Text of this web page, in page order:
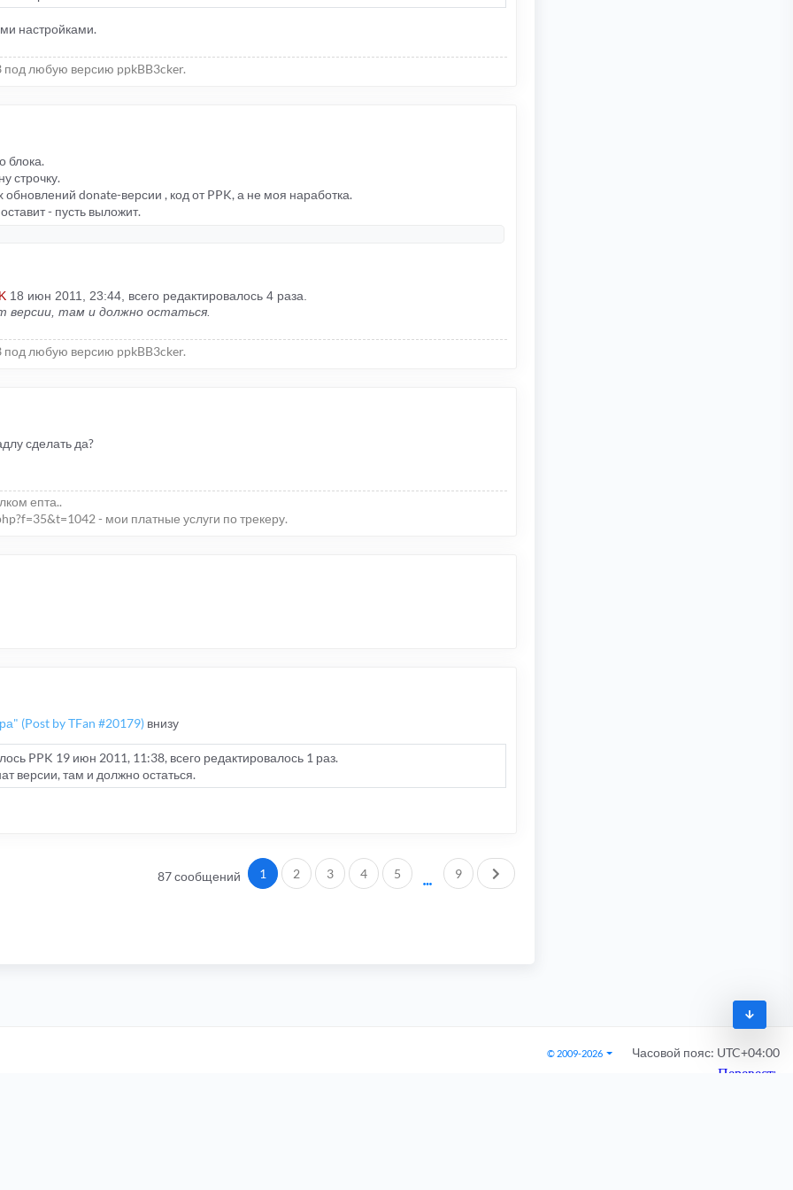
настройками.
любую версию ppkBB3cker.
блока.
строчку.
donate-версии , код от PPK, а не моя наработка.
- пусть выложит.
18 июн 2011, 23:44, всего редактировалось 4 раза.
версии, там и должно остаться.
любую версию ppkBB3cker.
сделать да?
епта..
- мои платные услуги по трекеру.
(Post by TFan #20179) внизу
PPK 19 июн 2011, 11:38, всего редактировалось 1 раз.
версии, там и должно остаться.
87 сообщений 1 2 3 4 5 9 След.
© 2009-2026 Часовой пояс: UTC+04:00